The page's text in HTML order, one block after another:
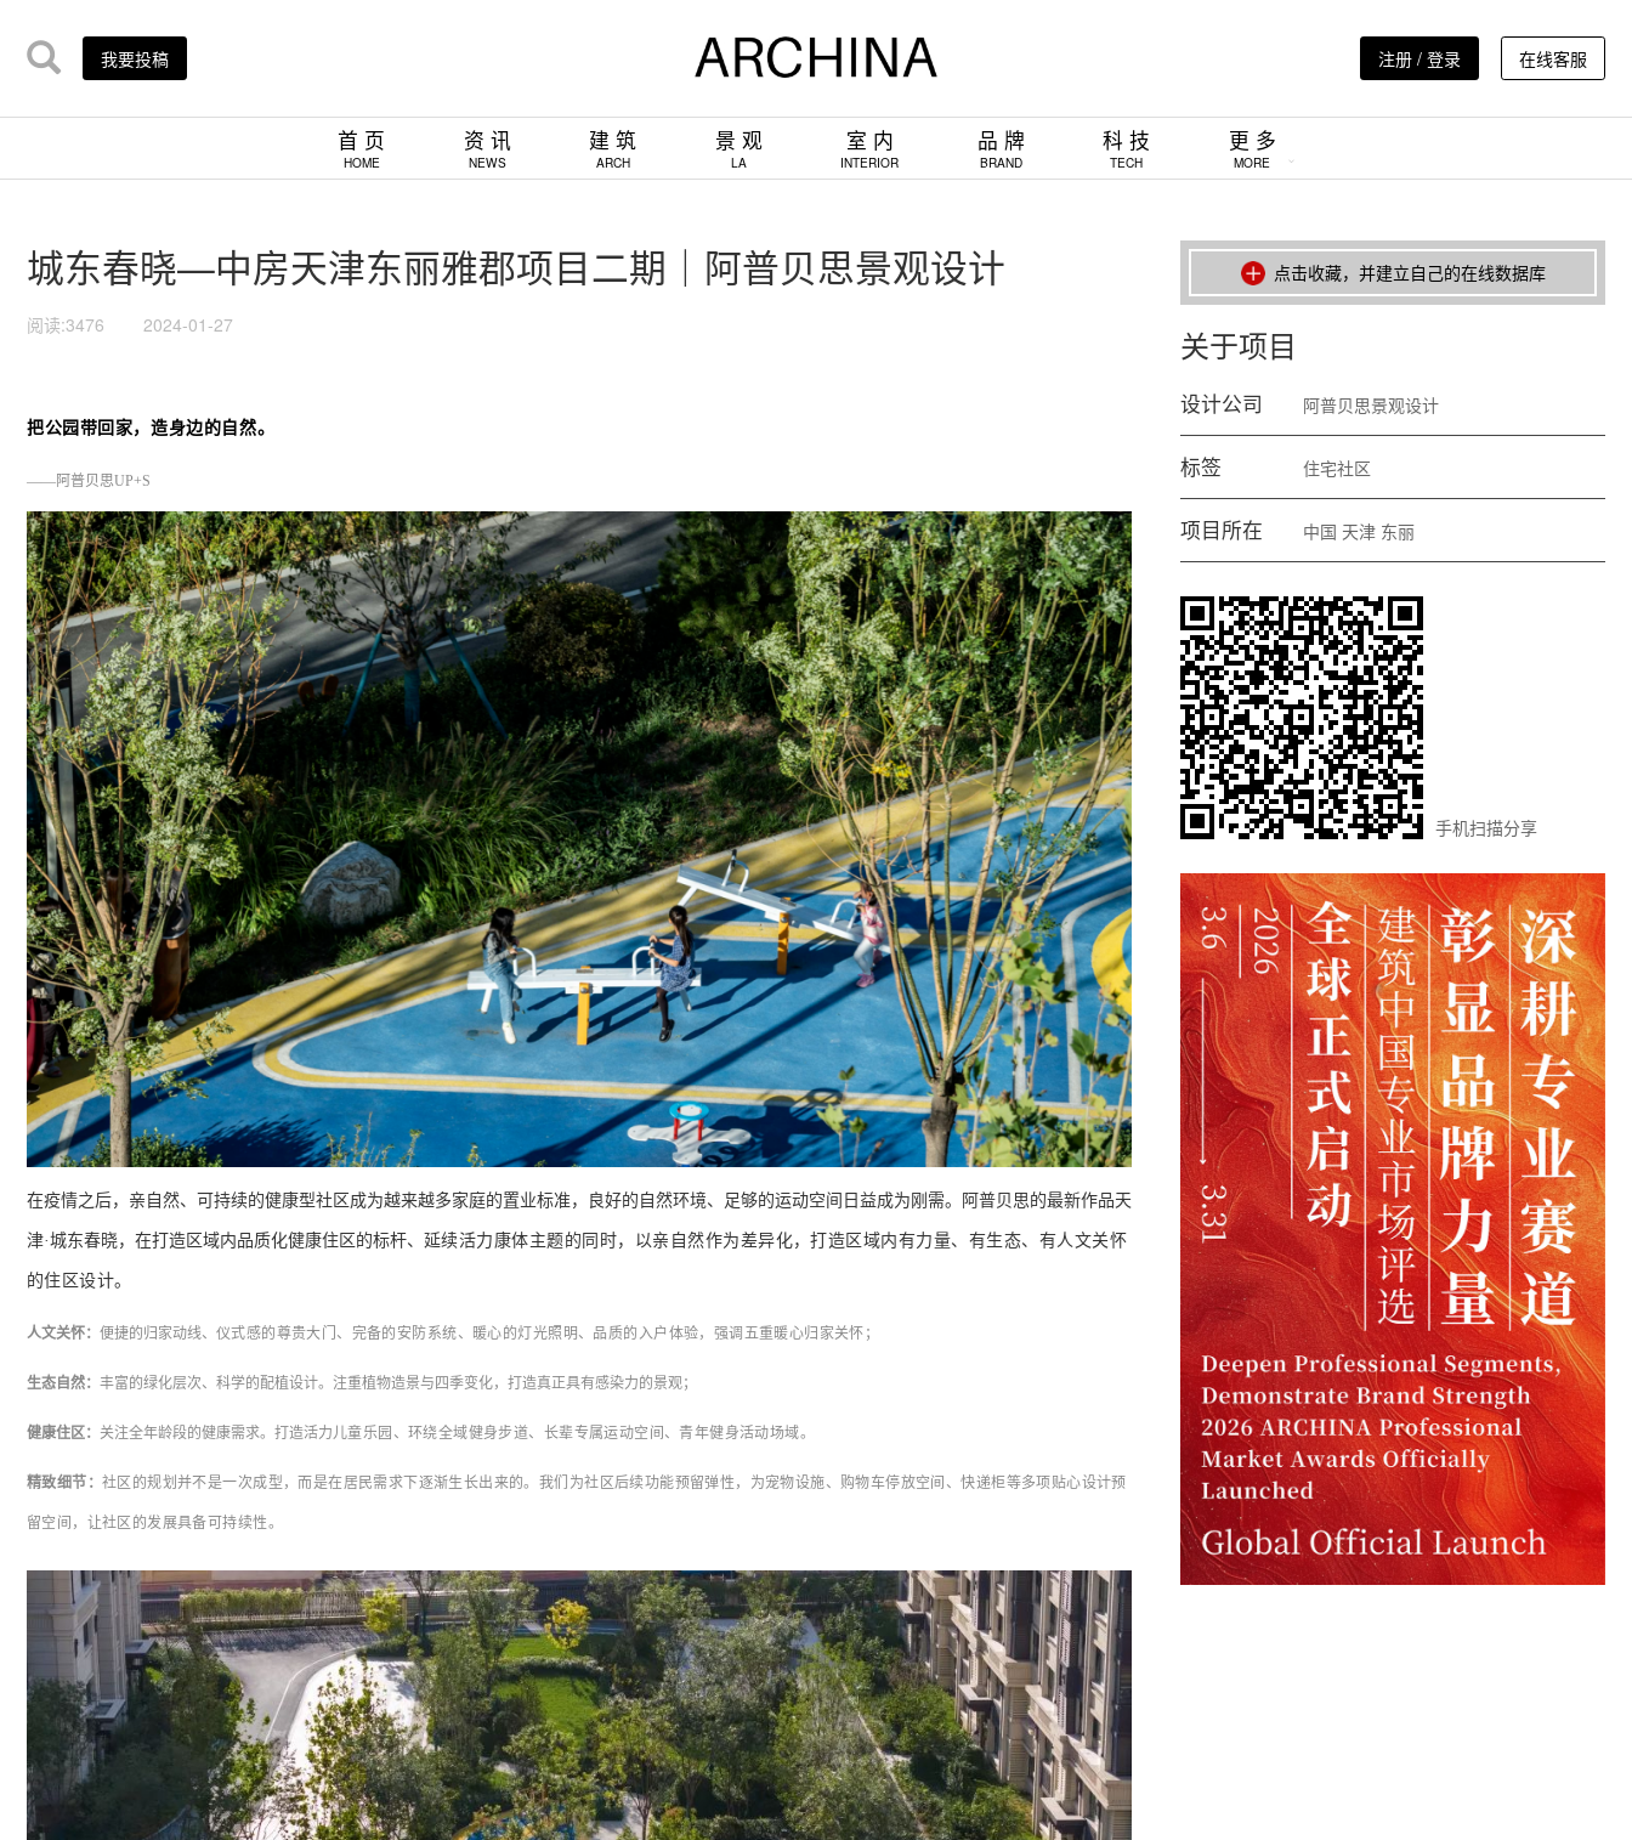
我要投稿 注册 / 登录 在线客服
首 页
HOME
资 讯
NEWS
建 筑
ARCH
景 观
LA
室 内
INTERIOR
品 牌
BRAND
科 技
TECH
更 多
MORE
城东春晓—中房天津东丽雅郡项目二期｜阿普贝思景观设计
阅读:3476 2024-01-27
把公园带回家，造身边的自然。
——阿普贝思UP+S
在疫情之后，亲自然、可持续的健康型社区成为越来越多家庭的置业标准，良好的自然环境、足够的运动空间日益成为刚需。阿普贝思的最新作品天
津·城东春晓，在打造区域内品质化健康住区的标杆、 延续活力康体主题的同时，以亲自然作为差异化，打造区域内有力量、有生态、有人文关怀
的住区设计。
人文关怀： 便捷的归家动线、 仪式感的尊贵大门、完备的安防系统、暖心的灯光照明、品质的入户体验，强调五重暖心归家关怀；
生态自然： 丰富的绿化层次、科学的配植设计。注重植物造景与四季变化，打造真正具有感染力的景观；
健康住区： 关注全年龄段的健康需求。打造活力儿童乐园、环绕全域健身步道、长辈专属运动空间、青年健身活动场域。
精致细节：社区的规划并不是一次成型，而是在居民需求下逐渐生长出来的。我们为社区后续功能预留弹性，为宠物设施、购物车停放空间、快递柜等多项贴心设计预
留空间，让社区的发展具备可持续性。
点击收藏，并建立自己的在线数据库
关于项目
设计公司 阿普贝思景观设计
标签 住宅社区
项目所在 中国 天津 东丽
手机扫描分享